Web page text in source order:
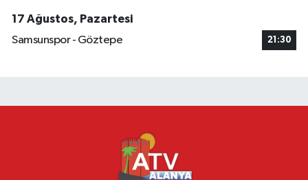
17 Ağustos, Pazartesi
Samsunspor - Göztepe
21:30